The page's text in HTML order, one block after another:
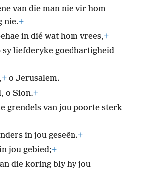
van die man nie vir hom
nie.+
in dié wat hom vrees,+
sy liefderyke goedhartigheid
+ o Jerusalem.
o Sion.+
grendels van jou poorte sterk
in jou geseën.+
jou gebied;+
die koring bly hy jou